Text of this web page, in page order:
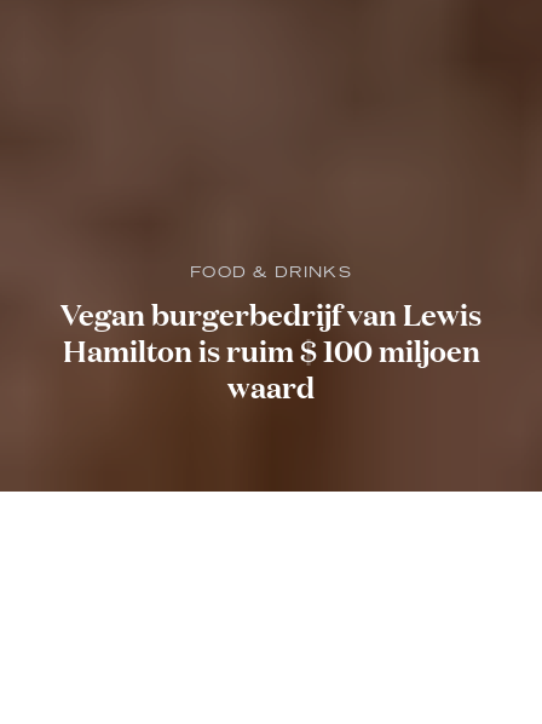
FOOD & DRINKS
Vegan burgerbedrijf van Lewis
Hamilton is ruim $ 100 miljoen
waard